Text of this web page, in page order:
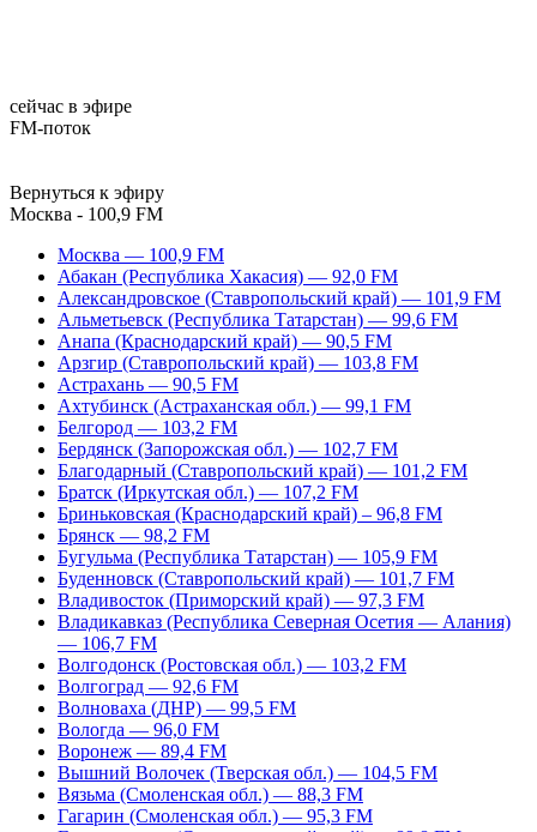
сейчас в эфире
FM-поток
Вернуться к эфиру
Москва - 100,9 FM
Москва — 100,9 FM
Абакан (Республика Хакасия) — 92,0 FM
Александровское (Ставропольский край) — 101,9 FM
Альметьевск (Республика Татарстан) — 99,6 FM
Анапа (Краснодарский край) — 90,5 FM
Арзгир (Ставропольский край) — 103,8 FM
Астрахань — 90,5 FM
Ахтубинск (Астраханская обл.) — 99,1 FM
Белгород — 103,2 FM
Бердянск (Запорожская обл.) — 102,7 FM
Благодарный (Ставропольский край) — 101,2 FM
Братск (Иркутская обл.) — 107,2 FM
Бриньковская (Краснодарский край) – 96,8 FM
Брянск — 98,2 FM
Бугульма (Республика Татарстан) — 105,9 FM
Буденновск (Ставропольский край) — 101,7 FM
Владивосток (Приморский край) — 97,3 FM
Владикавказ (Республика Северная Осетия — Алания)
— 106,7 FM
Волгодонск (Ростовская обл.) — 103,2 FM
Волгоград — 92,6 FM
Волноваха (ДНР) — 99,5 FM
Вологда — 96,0 FM
Воронеж — 89,4 FM
Вышний Волочек (Тверская обл.) — 104,5 FM
Вязьма (Смоленская обл.) — 88,3 FM
Гагарин (Смоленская обл.) — 95,3 FM